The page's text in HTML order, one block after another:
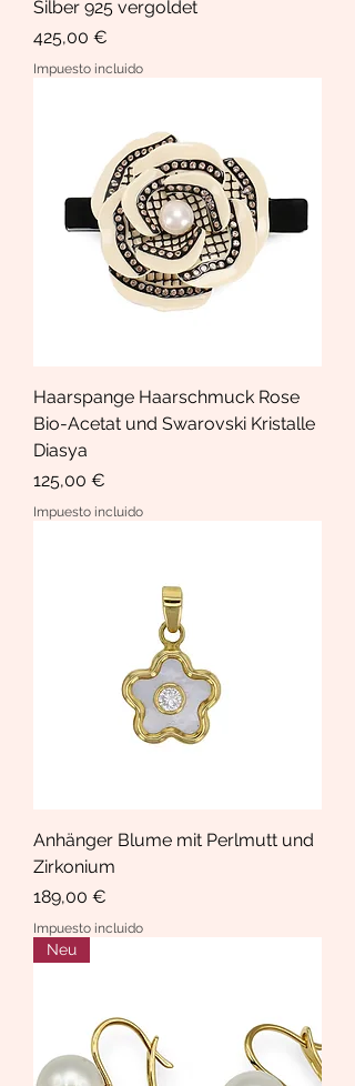
Silber 925 vergoldet
Precio
425,00 €
Impuesto incluido
Haarspange Haarschmuck Rose
Bio-Acetat und Swarovski Kristalle
Diasya
Precio
125,00 €
Impuesto incluido
Anhänger Blume mit Perlmutt und
Zirkonium
Precio
189,00 €
Impuesto incluido
Neu